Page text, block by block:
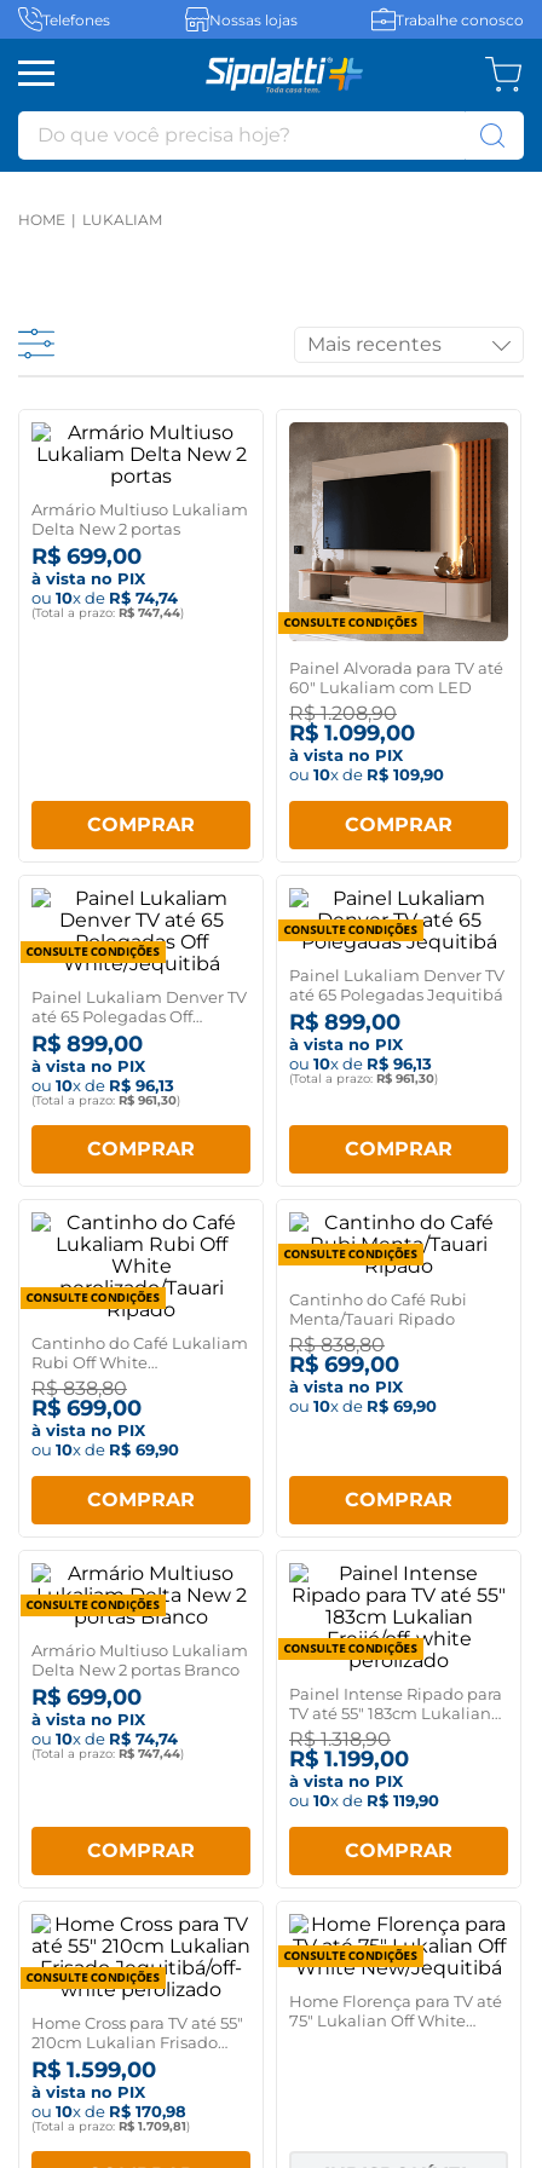
Telefones Nossas lojas Trabalhe conosco
Do que você precisa hoje?
LUKALIAM
Mais recentes
Armário Multiuso Lukaliam
Delta New 2 portas
R$ 699,00
à vista no PIX
ou 10x de R$ 74,74
(Total a prazo: R$ 747,44)
COMPRAR
Painel Alvorada para TV até
60" Lukaliam com LED
R$ 1.208,90
R$ 1.099,00
à vista no PIX
ou 10x de R$ 109,90
COMPRAR
Painel Lukaliam Denver TV
até 65 Polegadas Off
White/Jequitibá
R$ 899,00
à vista no PIX
ou 10x de R$ 96,13
(Total a prazo: R$ 961,30)
COMPRAR
Painel Lukaliam Denver TV
até 65 Polegadas Jequitibá
R$ 899,00
à vista no PIX
ou 10x de R$ 96,13
(Total a prazo: R$ 961,30)
COMPRAR
Cantinho do Café Lukaliam
Rubi Off White
perolizado/Tauari Ripado
R$ 838,80
R$ 699,00
à vista no PIX
ou 10x de R$ 69,90
COMPRAR
Cantinho do Café Rubi
Menta/Tauari Ripado
R$ 838,80
R$ 699,00
à vista no PIX
ou 10x de R$ 69,90
COMPRAR
Armário Multiuso Lukaliam
Delta New 2 portas Branco
R$ 699,00
à vista no PIX
ou 10x de R$ 74,74
(Total a prazo: R$ 747,44)
COMPRAR
Painel Intense Ripado para
TV até 55" 183cm Lukalian
Freijó/off-white perolizado
R$ 1.318,90
R$ 1.199,00
à vista no PIX
ou 10x de R$ 119,90
COMPRAR
Home Cross para TV até 55"
210cm Lukalian Frisado
Jequitibá/off-white
perolizado
R$ 1.599,00
à vista no PIX
ou 10x de R$ 170,98
(Total a prazo: R$ 1.709,81)
Home Florença para TV até
75" Lukalian Off White